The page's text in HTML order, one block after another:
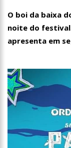
O boi da baixa
noite do
apresenta em